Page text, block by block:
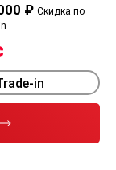
₽ Скидка по
in